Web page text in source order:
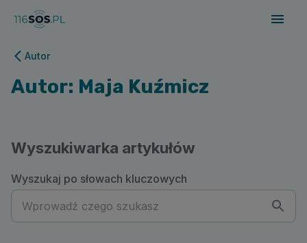
Autor
Autor: Maja Kuźmicz
Wyszukiwarka artykułów
Wyszukaj po słowach kluczowych
116sos.pl | Autor: Maja Kuźmicz